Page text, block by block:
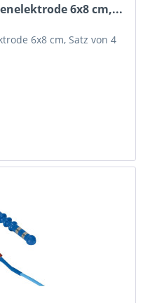
6x8 cm,...
6x8 cm, Satz von 4